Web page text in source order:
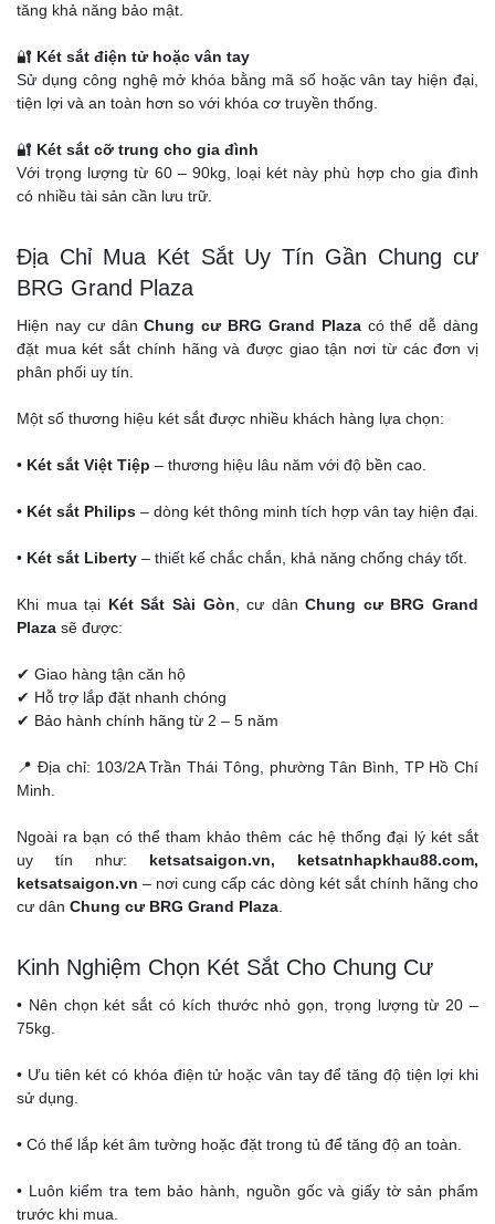
tăng khả năng bảo mật.
🔐 Két sắt điện tử hoặc vân tay
Sử dụng công nghệ mở khóa bằng mã số hoặc vân tay hiện đại,
tiện lợi và an toàn hơn so với khóa cơ truyền thống.
🔐 Két sắt cỡ trung cho gia đình
Với trọng lượng từ 60 – 90kg, loại két này phù hợp cho gia đình
có nhiều tài sản cần lưu trữ.
Địa Chỉ Mua Két Sắt Uy Tín Gần Chung cư
BRG Grand Plaza
Hiện nay cư dânChung cư BRG Grand Plazacó thể dễ dàng
đặt mua két sắt chính hãng và được giao tận nơi từ các đơn vị
phân phối uy tín.
Một số thương hiệu két sắt được nhiều khách hàng lựa chọn:
• Két sắt Việt Tiệp – thương hiệu lâu năm với độ bền cao.
• Két sắt Philips – dòng két thông minh tích hợp vân tay hiện đại.
• Két sắt Liberty – thiết kế chắc chắn, khả năng chống cháy tốt.
Khi mua tại Két Sắt Sài Gòn , cư dânChung cư BRG Grand
Plaza sẽ được:
✔ Giao hàng tận căn hộ
✔ Hỗ trợ lắp đặt nhanh chóng
✔ Bảo hành chính hãng từ 2 – 5 năm
📍 Địa chỉ: 103/2A Trần Thái Tông, phường Tân Bình, TP Hồ Chí
Minh.
Ngoài ra bạn có thể tham khảo thêm các hệ thống đại lý két sắt
uy tín như: ketsatsaigon.vn, ketsatnhapkhau88.com,
ketsatsaigon.vn – nơi cung cấp các dòng két sắt chính hãng cho
cư dân Chung cư BRG Grand Plaza
Kinh Nghiệm Chọn Két Sắt Cho Chung Cư
• Nên chọn két sắt có kích thước nhỏ gọn, trọng lượng từ 20 –
75kg.
• Ưu tiên két có khóa điện tử hoặc vân tay để tăng độ tiện lợi khi
sử dụng.
• Có thể lắp két âm tường hoặc đặt trong tủ để tăng độ an toàn.
• Luôn kiểm tra tem bảo hành, nguồn gốc và giấy tờ sản phẩm
trước khi mua.